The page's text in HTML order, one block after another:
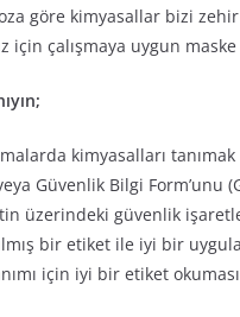
göre kimyasallar bizi
için çalışmaya uygun
kimyasalları
Güvenlik Bilgi Form’unu
üzerindeki güvenlik
bir etiket ile iyi bir
için iyi bir etiket